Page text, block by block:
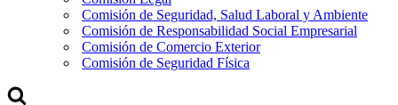
Comisión de Seguridad, Salud Laboral y Ambiente
Comisión de Responsabilidad Social Empresarial
Comisión de Comercio Exterior
Comisión de Seguridad Física